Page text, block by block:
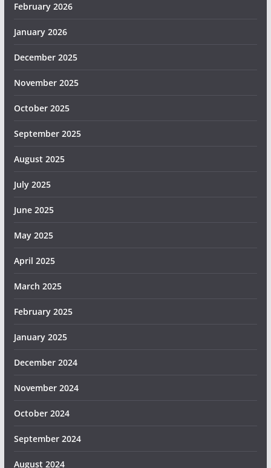
February 2026
January 2026
December 2025
November 2025
October 2025
September 2025
August 2025
July 2025
June 2025
May 2025
April 2025
March 2025
February 2025
January 2025
December 2024
November 2024
October 2024
September 2024
August 2024